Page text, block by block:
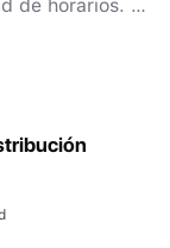
de horarios. –
de las